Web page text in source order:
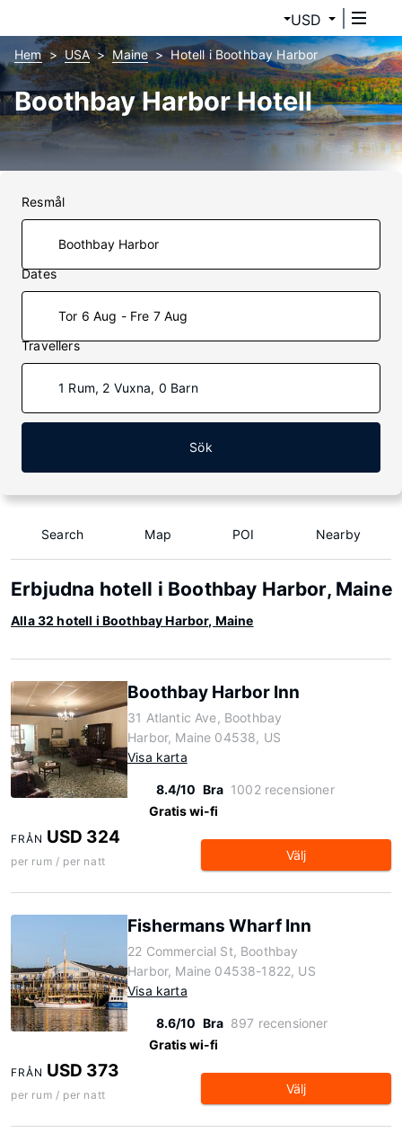
USD
Hem USA Maine Hotell i Boothbay Harbor
Boothbay Harbor Hotell
Resmål
Dates
Tor 6 Aug - Fre 7 Aug
Travellers
1 Rum, 2 Vuxna, 0 Barn
Sök
Search Map POI Nearby
Erbjudna hotell i Boothbay Harbor, Maine
Alla 32 hotell i Boothbay Harbor, Maine
Boothbay Harbor Inn
31 Atlantic Ave, Boothbay
Harbor, Maine 04538, US
Visa karta
8.4/10 Bra 1002 recensioner
Gratis wi-fi
FRÅN USD 324
per rum / per natt Välj
Fishermans Wharf Inn
22 Commercial St, Boothbay
Harbor, Maine 04538-1822, US
Visa karta
8.6/10 Bra 897 recensioner
Gratis wi-fi
FRÅN USD 373
per rum / per natt Välj